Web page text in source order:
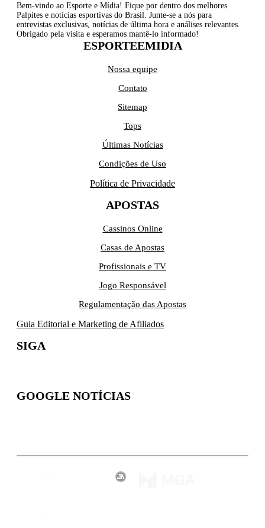
Bem-vindo ao Esporte e Mídia! Fique por dentro dos melhores
Palpites e notícias esportivas do Brasil. Junte-se a nós para
entrevistas exclusivas, notícias de última hora e análises relevantes.
Obrigado pela visita e esperamos mantê-lo informado!
ESPORTEEMIDIA
Nossa equipe
Contato
Sitemap
Tops
Últimas Notícias
Condições de Uso
Política de Privacidade
APOSTAS
Cassinos Online
Casas de Apostas
Profissionais e TV
Jogo Responsável
Regulamentação das Apostas
Guia Editorial e Marketing de Afiliados
SIGA
GOOGLE NOTÍCIAS